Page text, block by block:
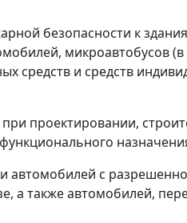
безопасности к
микроавтобусов
средств и средств
проектировании,
автомобилей с
а также автомобилей,